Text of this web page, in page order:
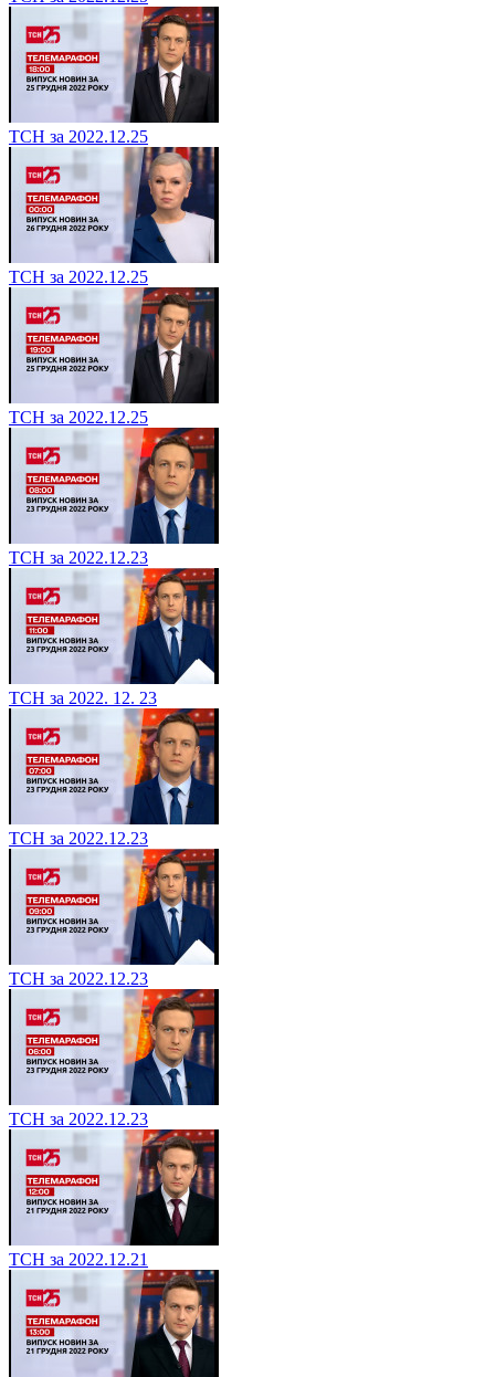
ТСН за 2022.12.25
ТСН за 2022.12.25
ТСН за 2022.12.25
ТСН за 2022.12.23
ТСН за 2022. 12. 23
ТСН за 2022.12.23
ТСН за 2022.12.23
ТСН за 2022.12.23
ТСН за 2022.12.21